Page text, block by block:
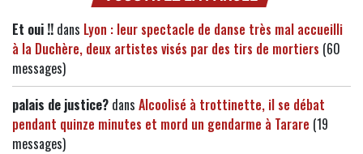
Et oui !! dans Lyon : leur spectacle de danse très mal accueilli
à la Duchère, deux artistes visés par des tirs de mortiers (60
messages)
palais de justice? dans Alcoolisé à trottinette, il se débat
pendant quinze minutes et mord un gendarme à Tarare (19
messages)